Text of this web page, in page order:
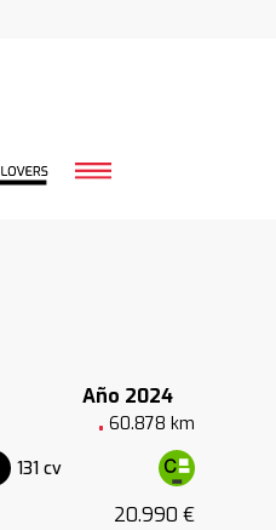
Año 2024
60.878 km
131 cv
20.990 €